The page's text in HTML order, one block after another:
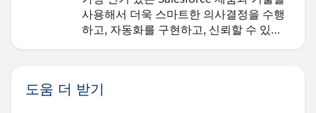
사용해서 더욱 스마트한 의사결정을 수행
하고, 자동화를 구현하고, 신뢰할 수 있는
도움 더 받기